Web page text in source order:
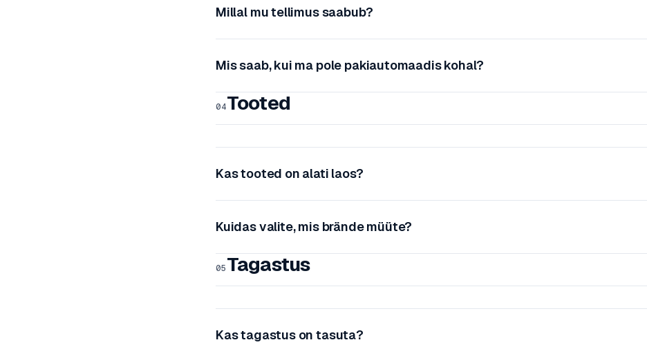
Millal mu tellimus saabub?
Mis saab, kui ma pole pakiautomaadis kohal?
04Tooted
Kas tooted on alati laos?
Kuidas valite, mis brände müüte?
05Tagastus
Kas tagastus on tasuta?